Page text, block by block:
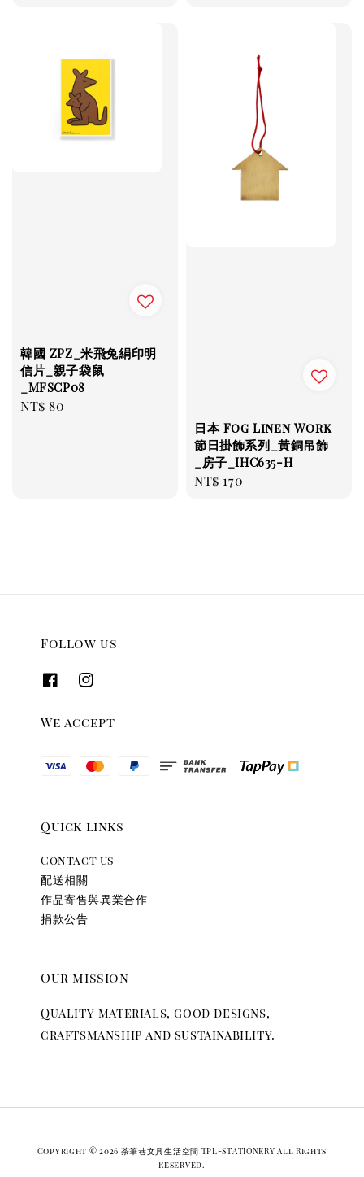
韓國 ZPZ_米飛兔絹印明
信片_親子袋鼠
_MFSCP08
Regular
NT$ 80
日本 Fog Linen Work
節日掛飾系列_黃銅吊飾
_房子_IHC635-H
Regular
NT$ 170
Follow us
We accept
Quick links
Contact us
配送相關
作品寄售與異業合作
捐款公告
Our mission
Quality materials, good designs,
craftsmanship and sustainability.
Copyright © 2026 茶筆巷文具生活空間 TPL-STATIONERY All Rights
Reserved.